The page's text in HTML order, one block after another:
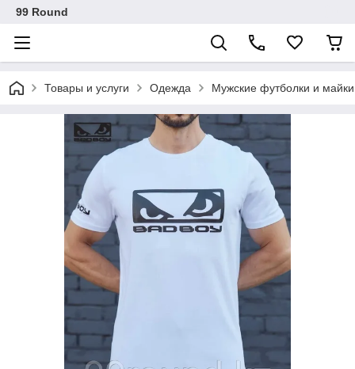
99 Round
Товары и услуги Одежда Мужские футболки и майки